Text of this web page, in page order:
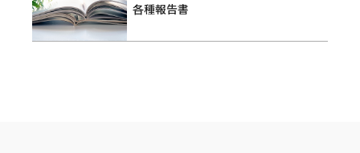
各種報告書